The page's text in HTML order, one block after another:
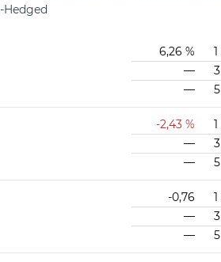
Hedged
6,26 %
—
—
-2,43 %
—
—
-0,76
—
—